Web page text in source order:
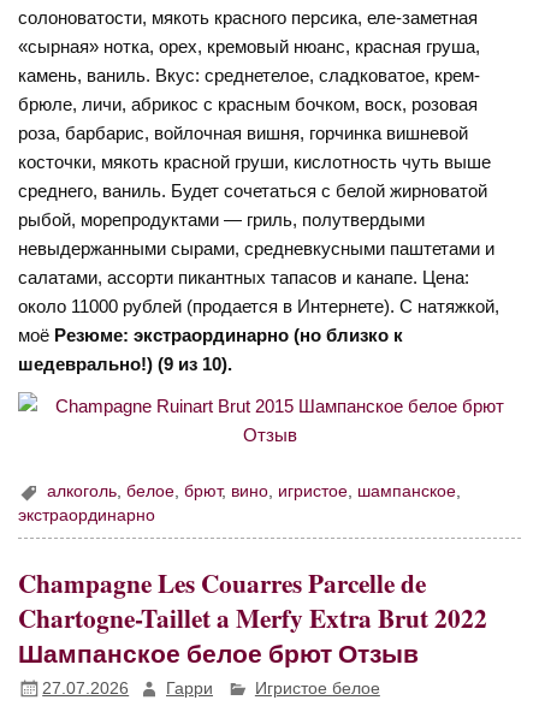
солоноватости, мякоть красного персика, еле-заметная
«сырная» нотка, орех, кремовый нюанс, красная груша,
камень, ваниль. Вкус: среднетелое, сладковатое, крем-
брюле, личи, абрикос с красным бочком, воск, розовая
роза, барбарис, войлочная вишня, горчинка вишневой
косточки, мякоть красной груши, кислотность чуть выше
среднего, ваниль. Будет сочетаться с белой жирноватой
рыбой, морепродуктами — гриль, полутвердыми
невыдержанными сырами, средневкусными паштетами и
салатами, ассорти пикантных тапасов и канапе. Цена:
около 11000 рублей (продается в Интернете). С натяжкой,
моё Резюме: экстраординарно (но близко к
шедеврально!) (9 из 10).
алкоголь,белое,брют, вино, игристое, шампанское,
экстраординарно
Champagne Les Couarres Parcelle de
Chartogne-Taillet a Merfy Extra Brut 2022
Шампанское белое брют Отзыв
27.07.2026 Гарри Игристое белое